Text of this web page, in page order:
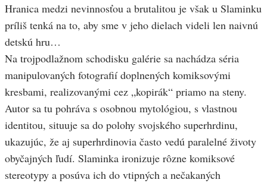
Hranica medzi nevinnosťou a brutalitou je však u Slaminku
príliš tenká na to, aby sme v jeho dielach videli len naivnú
detskú hru…
Na trojpodlažnom schodisku galérie sa nachádza séria
manipulovaných fotografií doplnených komiksovými
kresbami, realizovanými cez „kopirák“ priamo na steny.
Autor sa tu pohráva s osobnou mytológiou, s vlastnou
identitou, situuje sa do polohy svojského superhrdinu,
ukazujúc, že aj superhrdinovia často vedú paralelné životy
obyčajných ľudí. Slaminka ironizuje rôzne komiksové
stereotypy a posúva ich do vtipných a nečakaných